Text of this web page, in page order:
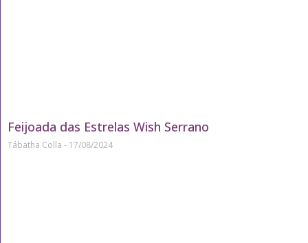
Feijoada das Estrelas Wish Serrano
Tábatha Colla 17/08/2024